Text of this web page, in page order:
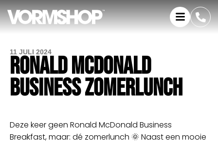
11 JULI 2024
RONALD MCDONALD
BUSINESS ZOMERLUNCH
Deze keer geen Ronald McDonald Business
Breakfast, maar: dé zomerlunch 🌞 Naast een mooie